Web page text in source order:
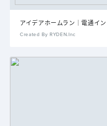
アイデアホームラン｜電通イ
Created By RYDEN.Inc